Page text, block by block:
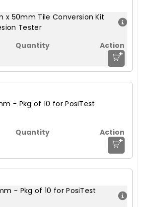
x 50mm Tile Conversion Kit
Tester
+
- Pkg of 10 for PosiTest
+
- Pkg of 10 for PosiTest